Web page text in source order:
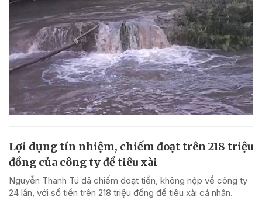
Lợi dụng tín nhiệm, chiếm đoạt trên 218 triệu
đồng của công ty để tiêu xài
Nguyễn Thanh Tú đã chiếm đoạt tiền, không nộp về công ty
24 lần, với số tiền trên 218 triệu đồng để tiêu xài cá nhân.